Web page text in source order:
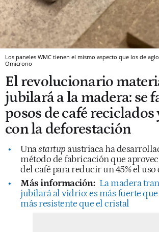
Los paneles WMC tienen el mismo aspecto que los de
Omicrono
El revolucionario
jubilará a la madera: se
posos de café reciclados
con la deforestación
Unastartup austriaca ha
método de fabricación que
del café para reducir un 45% el uso
Más información: La madera
jubilará al vidrio: es más fuerte
más resistente que el cristal